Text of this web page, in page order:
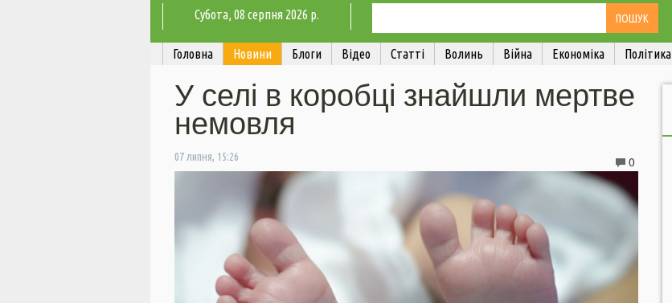
Субота, 08 серпня 2026 р.
Головна Новини Блоги Відео Статті Волинь Війна Економіка Політика
У селі в коробці знайшли мертве
немовля
07 липня, 15:26 0